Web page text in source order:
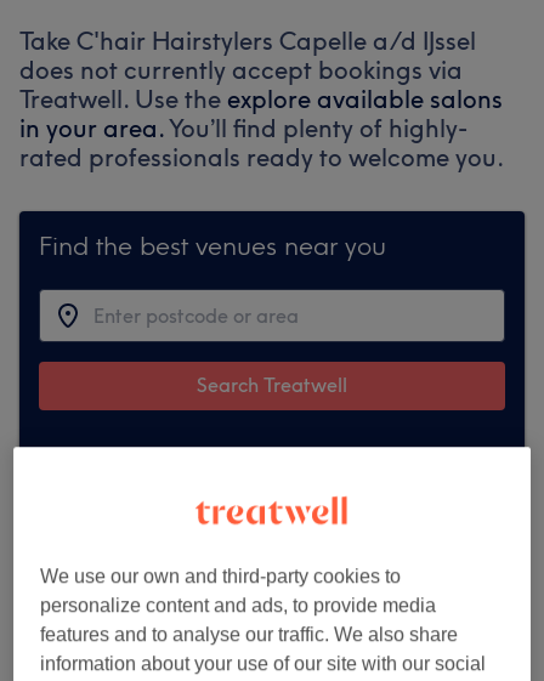
Take C'hair Hairstylers Capelle a/d IJssel
does not currently accept bookings via
Treatwell. Use the explore available salons
in your area.You’ll find plenty of highly-
rated professionals ready to welcome you.
Find the best venues near you
Search Treatwell
Browse more venues
We use our own and third-party cookies to
personalize content and ads, to provide media
features and to analyse our traffic. We also share
information about your use of our site with our social